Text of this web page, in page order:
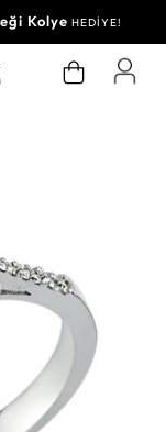
Kolye HEDİYE!